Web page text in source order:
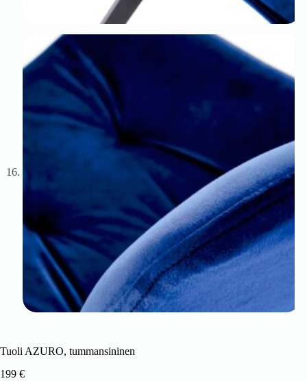
Tuoli AZURO, tummansininen
199 €